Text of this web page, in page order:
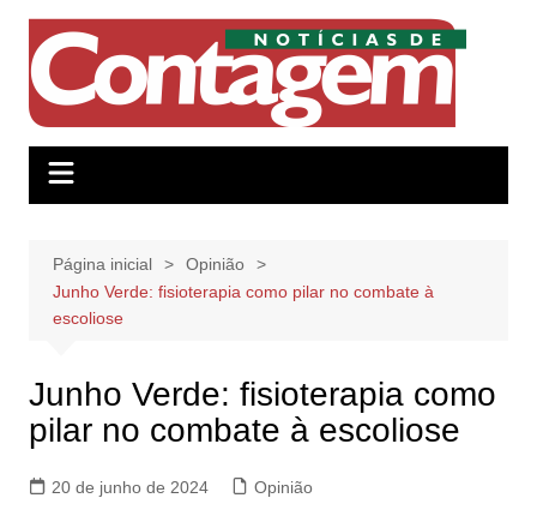
conteúdo
Página inicial
Opinião
Junho Verde: fisioterapia como pilar no combate à
escoliose
Junho Verde: fisioterapia como
pilar no combate à escoliose
20 de junho de 2024 Opinião